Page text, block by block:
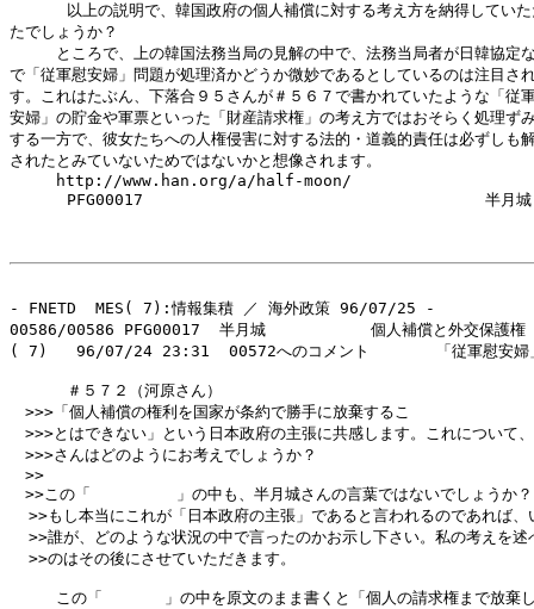
以上の説明で、韓国政府の個人補償に対する考え方を納得してい
たでしょうか？
ところで、上の韓国法務当局の見解の中で、法務当局者が日韓協定
で「従軍慰安婦」問題が処理済かどうか微妙であるとしているのは注目さ
す。これはたぶん、下落合９５さんが＃５６７で書かれていたような「従
安婦」の貯金や軍票といった「財産請求権」の考え方ではおそらく処理ず
する一方で、彼女たちへの人権侵害に対する法的・道義的責任は必ずしも
されたとみていないためではないかと想像されます。
http://www.han.org/a/half-moon/
      PFG00017                               　　　半月城
- FNETD  MES( 7):情報集積 ／ 海外政策 96/07/25 -
00586/00586 PFG00017  半月城           個人補償と外交保護権
( 7)   96/07/24 23:31  00572へのコメント       「従軍慰安婦
      ＃５７２（河原さん）
>>>「個人補償の権利を国家が条約で勝手に放棄するこ
>>>とはできない」という日本政府の主張に共感します。これについて
>>>さんはどのようにお考えでしょうか？
>>
>>この「         」の中も、半月城さんの言葉ではないでしょうか？
>>もし本当にこれが「日本政府の主張」であると言われるのであれば、
>>誰が、どのような状況の中で言ったのかお示し下さい。私の考えを述
  >>のはその後にさせていただきます。
この「　　　　」の中を原文のまま書くと「個人の請求権まで放棄